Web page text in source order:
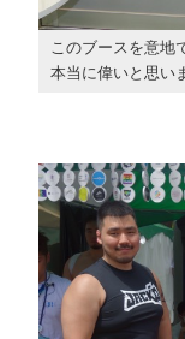
このブースを意地
本当に偉いと思い